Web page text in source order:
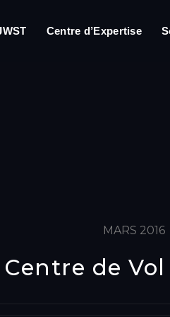
Centre d’Expertise
MARS 2016
Centre de